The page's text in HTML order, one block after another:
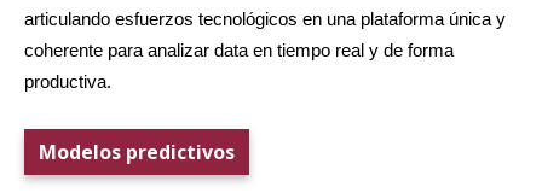
articulando esfuerzos tecnológicos en una plataforma única y
coherente para analizar data en tiempo real y de forma
productiva.
Modelos predictivos